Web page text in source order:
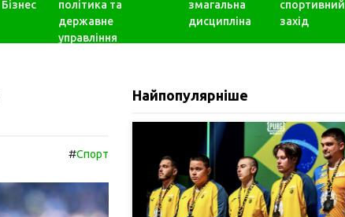
Бізнес
політика та
державне
управління
змагальна
дисципліна
спортивний
захід
#Спорт
Найпопулярніше